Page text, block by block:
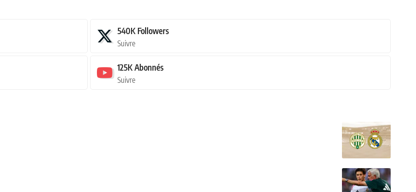
540K Followers
Suivre
125KAbonnés
Suivre